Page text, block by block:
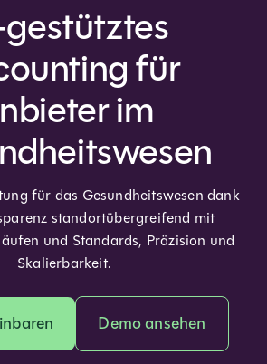
für
im
für das Gesundheitswesen dank
standortübergreifend mit
und Standards, Präzision und
Skalierbarkeit.
Demo ansehen